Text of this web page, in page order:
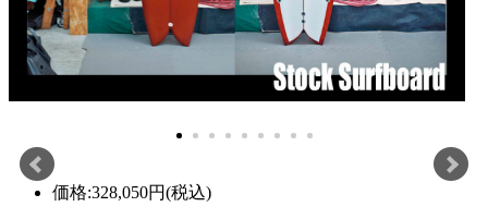
価格:328,050円(税込)